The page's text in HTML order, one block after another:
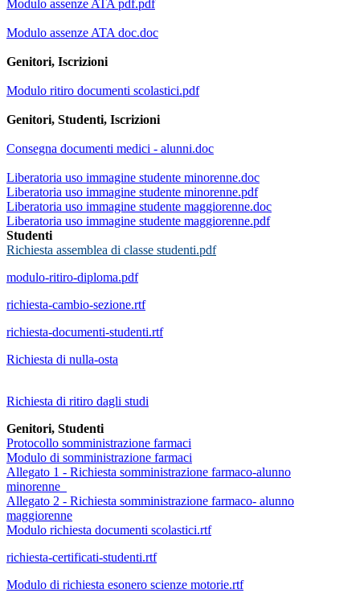
Modulo assenze ATA pdf.pdf
Modulo assenze ATA doc.doc
Genitori, Iscrizioni
Modulo ritiro documenti scolastici.pdf
Genitori, Studenti, Iscrizioni
Consegna documenti medici - alunni.doc
Liberatoria uso immagine studente minorenne.doc
Liberatoria uso immagine studente minorenne.pdf
Liberatoria uso immagine studente maggiorenne.doc
Liberatoria uso immagine studente maggiorenne.pdf
Studenti
Richiesta assemblea di classe studenti.pdf
modulo-ritiro-diploma.pdf
richiesta-cambio-sezione.rtf
richiesta-documenti-studenti.rtf
Richiesta di nulla-osta
Richiesta di ritiro dagli studi
Genitori, Studenti
Protocollo somministrazione farmaci
Modulo di somministrazione farmaci
Allegato 1 - Richiesta somministrazione farmaco-alunno
minorenne
Allegato 2 - Richiesta somministrazione farmaco- alunno
maggiorenne
Modulo richiesta documenti scolastici.rtf
richiesta-certificati-studenti.rtf
Modulo di richiesta esonero scienze motorie.rtf